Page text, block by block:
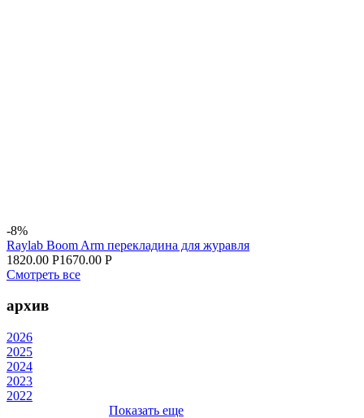
-8%
Raylab Boom Arm перекладина для журавля
1820.00 Р1670.00 Р
Смотреть все
архив
2026
2025
2024
2023
2022
Показать еще